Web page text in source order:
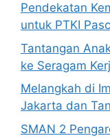
Pendekatan
untuk PTKI
Tantangan
ke Seragam
Melangkah di
Jakarta dan
SMAN 2